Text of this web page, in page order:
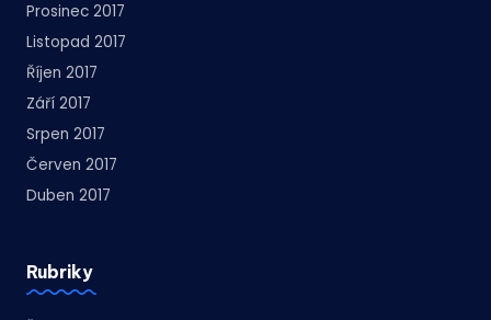
Prosinec 2017
Listopad 2017
Říjen 2017
Září 2017
Srpen 2017
Červen 2017
Duben 2017
Rubriky